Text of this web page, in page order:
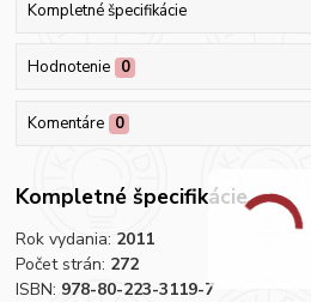
Kompletné špecifikácie
Hodnotenie 0
Komentáre 0
Kompletné špecifikácie
Rok vydania: 2011
Počet strán: 272
ISBN: 978-80-223-3119-7